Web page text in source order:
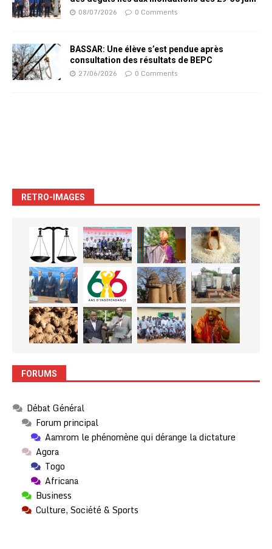
08/07/2026 0 Comments
BASSAR: Une élève s’est pendue après
consultation des résultats de BEPC
27/06/2026 0 Comments
RETRO-IMAGES
FORUMS
Débat Général
Forum principal
Aamrom le phénomène qui dérange la dictature
Agora
Togo
Africana
Business
Culture, Société & Sports